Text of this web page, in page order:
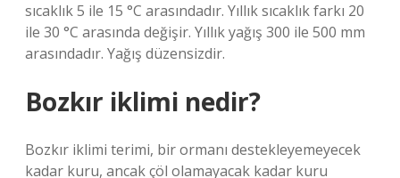
sıcaklık 5 ile 15 °C arasındadır. Yıllık sıcaklık farkı 20
ile 30 °C arasında değişir. Yıllık yağış 300 ile 500 mm
arasındadır. Yağış düzensizdir.
Bozkır iklimi nedir?
Bozkır iklimi terimi, bir ormanı destekleyemeyecek
kadar kuru, ancak çöl olamayacak kadar kuru